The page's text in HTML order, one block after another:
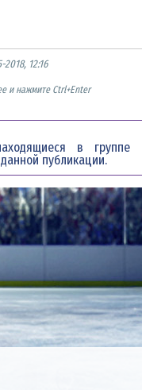
2018, 12:16
и нажмите Ctrl+Enter
в группе
публикации.